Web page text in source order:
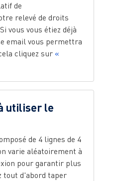
de
relevé de droits
vous vous étiez déjà
email vous permettra
cliquez sur «
utiliser le
de 4 lignes de 4
varie aléatoirement à
pour garantir plus
tout d'abord taper